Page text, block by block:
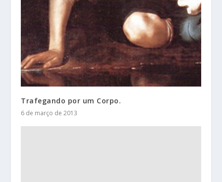
Trafegando por um Corpo.
6 de março de 2013